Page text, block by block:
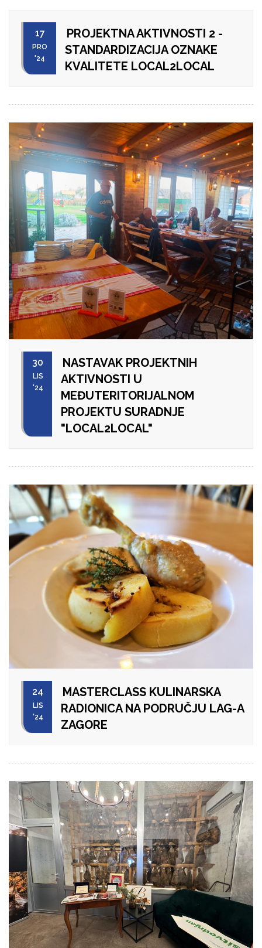
17
PRO
'24
PROJEKTNA AKTIVNOSTI 2 -
STANDARDIZACIJA OZNAKE
KVALITETE LOCAL2LOCAL
30
LIS
'24
NASTAVAK PROJEKTNIH
AKTIVNOSTI U
MEĐUTERITORIJALNOM
PROJEKTU SURADNJE
"LOCAL2LOCAL"
24
LIS
'24
MASTERCLASS KULINARSKA
RADIONICA NA PODRUČJU LAG-A
ZAGORE